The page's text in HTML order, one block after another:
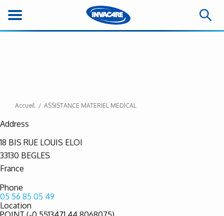
Accueil ASSISTANCE MATERIEL MEDICAL
Address
18 BIS RUE LOUIS ELOI
33130 BEGLES
France
Phone
05 56 85 05 49
Location